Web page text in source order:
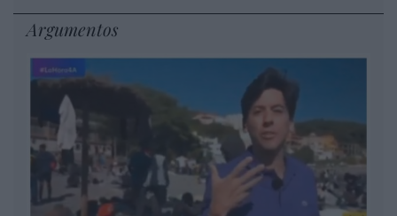
Argumentos